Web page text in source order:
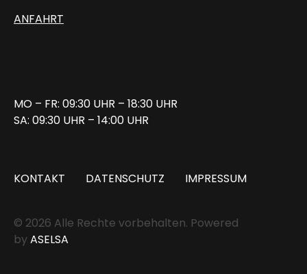
ANFAHRT
MO – FR: 09:30 UHR – 18:30 UHR
SA: 09:30 UHR – 14:00 UHR
KONTAKT DATENSCHUTZ IMPRESSUM
© 2026 Alle Rechte vorbehalten. Powered
byASELSA